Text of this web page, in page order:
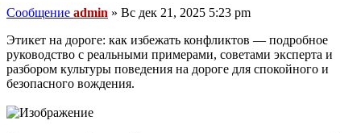
Сообщение admin » Вс дек 21, 2025 5:23 pm
Этикет на дороге: как избежать конфликтов — подробное
руководство с реальными примерами, советами эксперта и
разбором культуры поведения на дороге для спокойного и
безопасного вождения.